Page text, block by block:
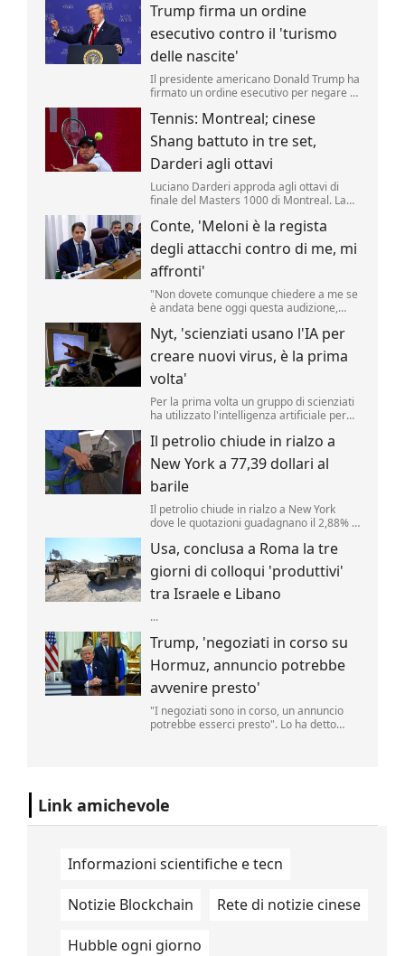
riporta una fonte militare.
Trump firma un ordine
esecutivo contro il 'turismo
delle nascite'
Il presidente americano Donald Trump ha
firmato un ordine esecutivo per negare la
Uniti nell'ambito del cosiddetto 'turismo
delle nascite'. Lo ha annunciato il tycoon,
incontrando i media nello Studio Ovale. .
Tennis: Montreal; cinese
Shang battuto in tre set,
Darderi agli ottavi
Luciano Darderi approda agli ottavi di
finale del Masters 1000 di Montreal. La
superato in rimonta il cinese Shang
Juncheng, n.
Conte, 'Meloni è la regista
degli attacchi contro di me, mi
affronti'
"Non dovete comunque chiedere a me se
è andata bene oggi questa audizione,
soddisfatta, perché lei è la regista di tutto
Nyt, 'scienziati usano l'IA per
creare nuovi virus, è la prima
volta'
Per la prima volta un gruppo di scienziati
ha utilizzato l'intelligenza artificiale per
speranze di progressi in campo medico
ma sollevando al contempo la
preoccupante possibilità che, un giorno,
tale tecnologia poss...
Il petrolio chiude in rialzo a
New York a 77,39 dollari al
barile
Il petrolio chiude in rialzo a New York
dove le quotazioni guadagnano il 2,88% a
Usa, conclusa a Roma la tre
giorni di colloqui 'produttivi'
tra Israele e Libano
...
Trump, 'negoziati in corso su
Hormuz, annuncio potrebbe
avvenire presto'
"I negoziati sono in corso, un annuncio
potrebbe esserci presto". Lo ha detto
Link amichevole
Informazioni scientifiche e tecn
Notizie Blockchain Rete di notizie cinese
Hubble ogni giorno